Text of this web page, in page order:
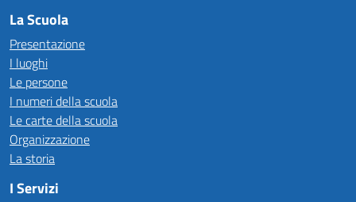
La Scuola
Presentazione
I luoghi
Le persone
I numeri della scuola
Le carte della scuola
Organizzazione
La storia
I Servizi